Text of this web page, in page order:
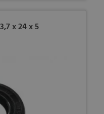
x 24 x 5